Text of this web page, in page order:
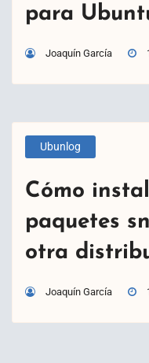
para
Joaquín García
Ubunlog
Cómo
paquetes
otra
Joaquín García